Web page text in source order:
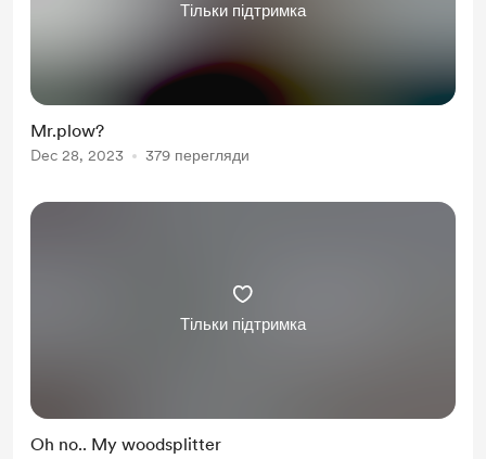
Тільки підтримка
Mr.plow?
Dec 28, 2023 379 перегляди
Тільки підтримка
Oh no.. My woodsplitter